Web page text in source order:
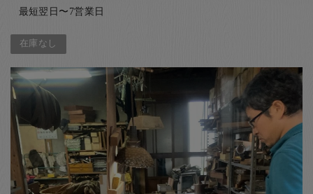
最短翌日〜7営業日
在庫なし